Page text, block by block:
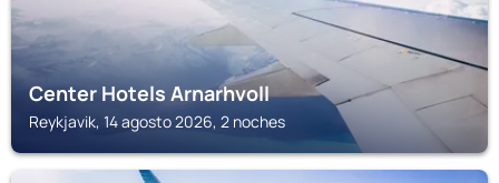
Center Hotels Arnarhvoll
Reykjavik, 14 agosto 2026, 2 noches